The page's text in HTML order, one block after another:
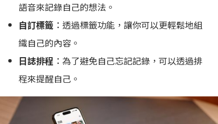
語音來記錄自己的想法。
自訂標籤 ：透過標籤功能，讓你可以更輕鬆地組
織自己的內容。
日誌排程 ：為了避免自己忘記記錄，可以透過排
程來提醒自己。